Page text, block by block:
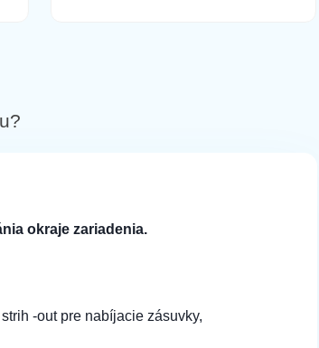
okraje zariadenia.
-out pre nabíjacie zásuvky,